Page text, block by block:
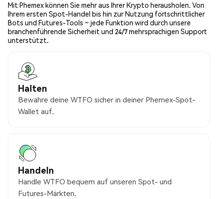
Mit Phemex können Sie mehr aus Ihrer Krypto herausholen. Von
Ihrem ersten Spot-Handel bis hin zur Nutzung fortschrittlicher
Bots und Futures-Tools – jede Funktion wird durch unsere
branchenführende Sicherheit und 24/7 mehrsprachigen Support
unterstützt.
Halten
Bewahre deine WTFO sicher in deiner Phemex-Spot-
Wallet auf.
Handeln
Handle WTFO bequem auf unseren Spot- und
Futures-Märkten.